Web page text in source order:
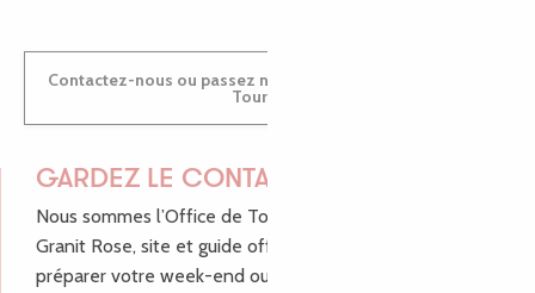
Contactez-nous ou passez nous voir dans nos Offices de
Tourisme
GARDEZ LE CONTACT !
Nous sommes l’Office de Tourisme Bretagne - Côte de
Granit Rose, site et guide officiel pour vous aider à
préparer votre week-end ou vos vacances à Lannion,